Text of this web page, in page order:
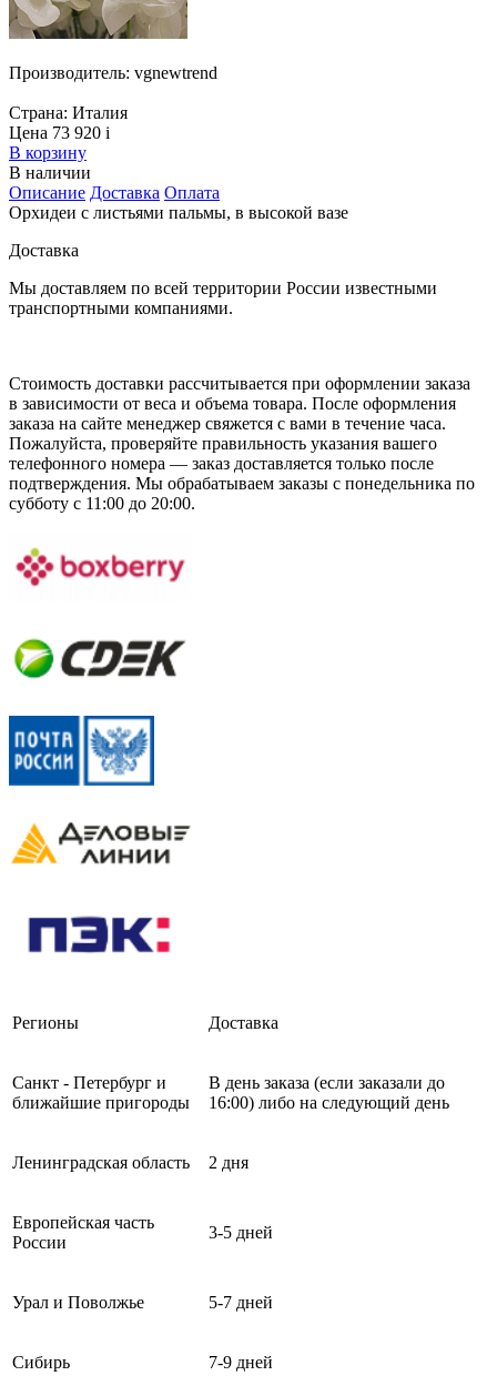
Производитель: vgnewtrend
Страна: Италия
Цена 73 920 i
В корзину
В наличии
Описание Доставка Оплата
Орхидеи с листьями пальмы, в высокой вазе
Доставка
Мы доставляем по всей территории России известными
транспортными компаниями.
Стоимость доставки рассчитывается при оформлении заказа
в зависимости от веса и объема товара. После оформления
заказа на сайте менеджер свяжется с вами в течение часа.
Пожалуйста, проверяйте правильность указания вашего
телефонного номера — заказ доставляется только после
подтверждения. Мы обрабатываем заказы с понедельника по
субботу с 11:00 до 20:00.
Регионы Доставка
Санкт - Петербург и
ближайшие пригороды
В день заказа (если заказали до
16:00) либо на следующий день
Ленинградская область 2 дня
Европейская часть
России
3-5 дней
Урал и Поволжье 5-7 дней
Сибирь 7-9 дней